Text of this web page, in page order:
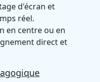
d'écran et
réel.
en centre ou en
direct et